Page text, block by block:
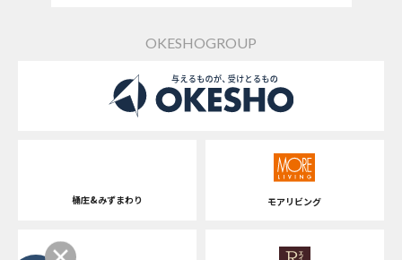
OKESHOGROUP
桶庄&みずまわり モアリビング